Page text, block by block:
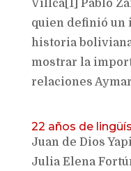
Villca[1] Pablo
quien definió un
historia
mostrar la
relaciones
22 años de
Juan de Dios
Julia Elena